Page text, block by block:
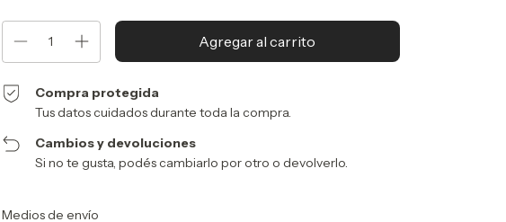
Compra protegida
Tus datos cuidados durante toda la compra.
Cambios y devoluciones
Si no te gusta, podés cambiarlo por otro o devolverlo.
Entregas para el CP:
Medios de envío